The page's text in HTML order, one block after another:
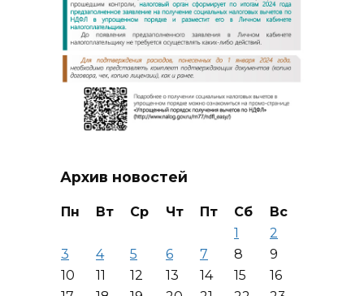
Архив новостей
Пн Вт Ср Чт Пт Сб
Вс
1
2
3
4 5 6 7 8
9
10
11 12 13 14 15
16